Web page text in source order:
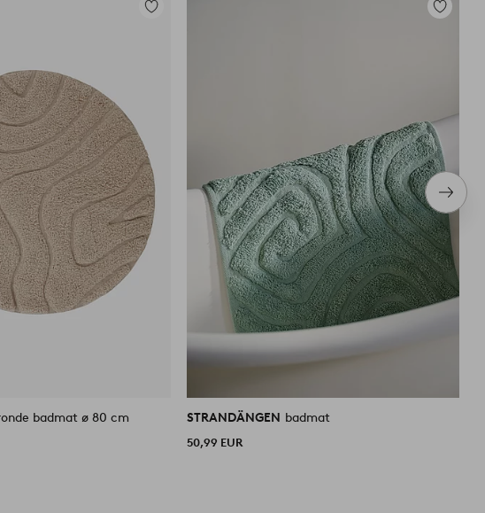
Toevoegen
badmat ø 80 cm STRANDÄNGEN badmat
50,99 EUR
item